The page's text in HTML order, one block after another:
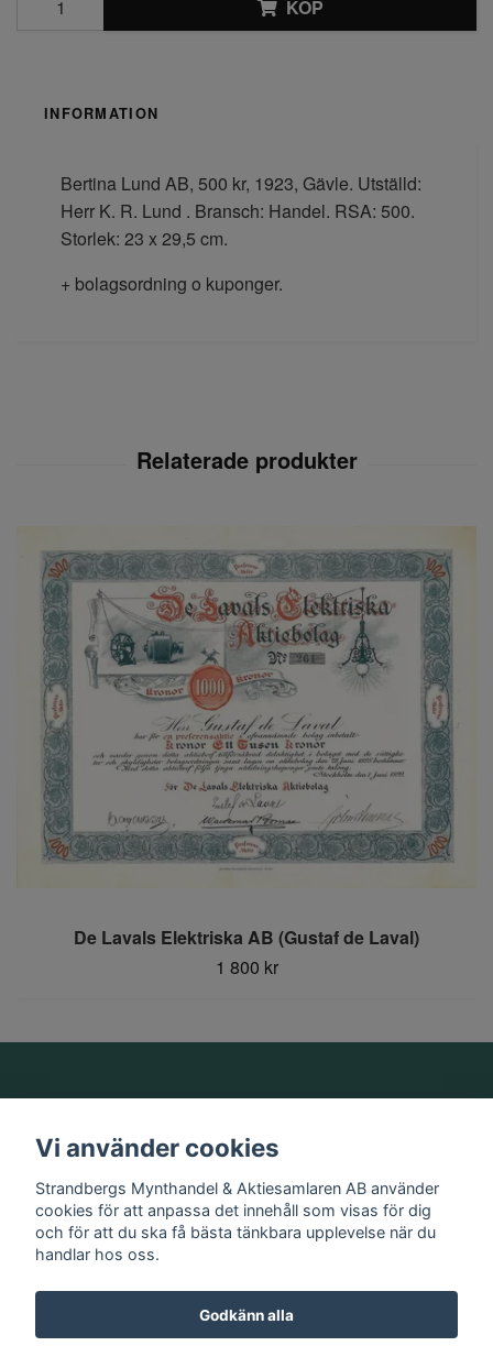
KÖP
INFORMATION
Bertina Lund AB, 500 kr, 1923, Gävle. Utställd:
Herr K. R. Lund . Bransch: Handel. RSA: 500.
Storlek: 23 x 29,5 cm.
+ bolagsordning o kuponger.
De Lavals Elektriska AB (Gustaf de Laval)
1 800 kr
Information
Sociala medier
Vi använder cookies
Strandbergs Mynthandel & Aktiesamlaren AB använder
cookies för att anpassa det innehåll som visas för dig
och för att du ska få bästa tänkbara upplevelse när du
handlar hos oss.
Godkänn alla